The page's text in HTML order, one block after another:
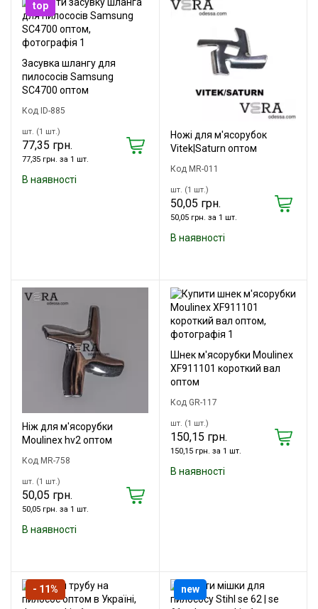
Засувка шлангу для
пилососів Samsung
SC4700 оптом
Код ID-885
шт. (1 шт.)
77,35 грн.
77,35 грн. за 1 шт.
В наявності
top
Ножі для м'ясорубок
Vitek|Saturn оптом
Код MR-011
шт. (1 шт.)
50,05 грн.
50,05 грн. за 1 шт.
В наявності
Ніж для м'ясорубки
Moulinex hv2 оптом
Код MR-758
шт. (1 шт.)
50,05 грн.
50,05 грн. за 1 шт.
В наявності
Шнек м'ясорубки Moulinex
XF911101 короткий вал
оптом
Код GR-117
шт. (1 шт.)
150,15 грн.
150,15 грн. за 1 шт.
В наявності
- 11% new